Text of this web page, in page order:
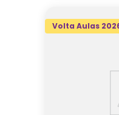
Volta Aulas